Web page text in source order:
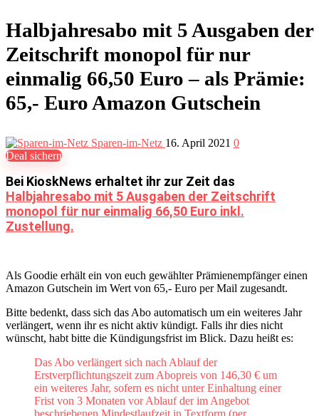
Halbjahresabo mit 5 Ausgaben der
Zeitschrift monopol für nur
einmalig 66,50 Euro – als Prämie:
65,- Euro Amazon Gutschein
Sparen-im-Netz 16. April 2021 0
Deal sichern
Bei KioskNews erhaltet ihr zur Zeit das
Halbjahresabo mit 5 Ausgaben der Zeitschrift
monopol für nur einmalig 66,50 Euro inkl.
Zustellung.
Als Goodie erhält ein von euch gewählter Prämienempfänger einen
Amazon Gutschein im Wert von 65,- Euro per Mail zugesandt.
Bitte bedenkt, dass sich das Abo automatisch um ein weiteres Jahr
verlängert, wenn ihr es nicht aktiv kündigt. Falls ihr dies nicht
wünscht, habt bitte die Kündigungsfrist im Blick. Dazu heißt es:
Das Abo verlängert sich nach Ablauf der
Erstverpflichtungszeit zum Abopreis von 146,30 € um
ein weiteres Jahr, sofern es nicht unter Einhaltung einer
Frist von 3 Monaten vor Ablauf der im Angebot
beschriebenen Mindestlaufzeit in Textform (per